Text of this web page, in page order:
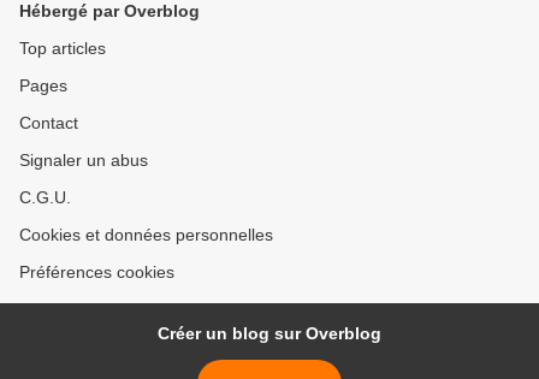
Hébergé par Overblog
Top articles
Pages
Contact
Signaler un abus
C.G.U.
Cookies et données personnelles
Préférences cookies
Créer un blog sur Overblog